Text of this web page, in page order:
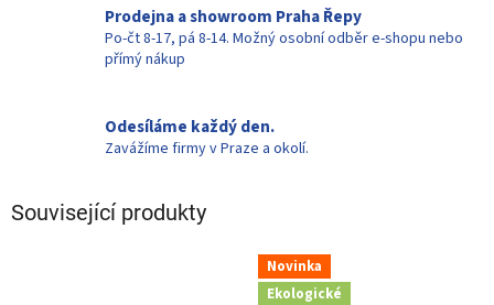
Prodejna a showroom Praha Řepy
Po-čt 8-17, pá 8-14. Možný osobní odběr e-shopu nebo
přímý nákup
Odesíláme každý den.
Zavážíme firmy v Praze a okolí.
Související produkty
Novinka
Ekologické